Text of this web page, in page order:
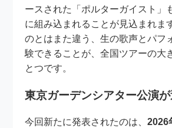
ースされた「ポルターガイスト」
に組み込まれることが見込まれま
のとはまた違う、生の歌声とパフ
験できることが、全国ツアーの大
とつです。
東京ガーデンシアター公演
今回新たに発表されたのは、2026